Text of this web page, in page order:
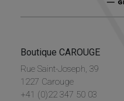
Boutique CAROUGE
Rue Saint-Joseph, 39
1227 Carouge
+41 (0)22 347 50 03